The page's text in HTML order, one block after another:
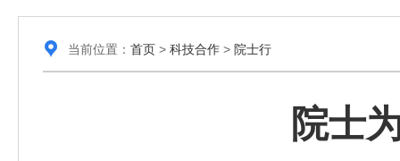
当前位置： 首页> 科技合作> 院士行
院士